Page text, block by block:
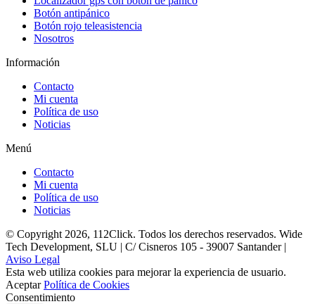
Botón antipánico
Botón rojo teleasistencia
Nosotros
Información
Contacto
Mi cuenta
Política de uso
Noticias
Menú
Contacto
Mi cuenta
Política de uso
Noticias
© Copyright 2026, 112Click. Todos los derechos reservados. Wide
Tech Development, SLU | C/ Cisneros 105 - 39007 Santander |
Aviso Legal
Esta web utiliza cookies para mejorar la experiencia de usuario.
Aceptar Política de Cookies
Consentimiento